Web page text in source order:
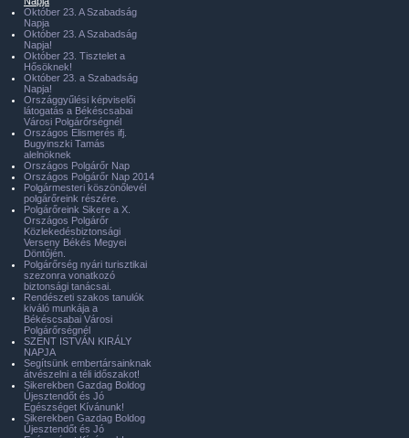
Október 23. A Szabadság
Napja
Október 23. A Szabadság
Napja!
Október 23. Tisztelet a
Hősöknek!
Október 23. a Szabadság
Napja!
Országgyűlési képviselői
látogatás a Békéscsabai
Városi Polgárőrségnél
Országos Elismerés ifj.
Bugyinszki Tamás
alelnöknek
Országos Polgárőr Nap
Országos Polgárőr Nap 2014
Polgármesteri köszönőlevél
polgárőreink részére.
Polgárőreink Sikere a X.
Országos Polgárőr
Közlekedésbiztonsági
Verseny Békés Megyei
Döntőjén.
Polgárőrség nyári turisztikai
szezonra vonatkozó
biztonsági tanácsai.
Rendészeti szakos tanulók
kiváló munkája a
Békéscsabai Városi
Polgárőrségnél
SZENT ISTVÁN KIRÁLY
NAPJA
Segítsünk embertársainknak
átvészelni a téli időszakot!
Sikerekben Gazdag Boldog
Újesztendőt és Jó
Egészséget Kívánunk!
Sikerekben Gazdag Boldog
Újesztendőt és Jó